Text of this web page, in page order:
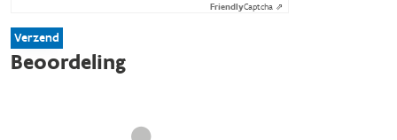
FriendlyCaptcha ⇗
Verzend
Beoordeling